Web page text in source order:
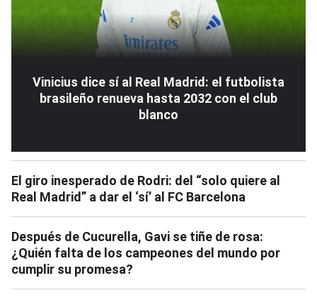
Vinicius dice sí al Real Madrid: el futbolista
brasileño renueva hasta 2032 con el club
blanco
El giro inesperado de Rodri: del “solo quiere al
Real Madrid” a dar el ‘sí’ al FC Barcelona
Después de Cucurella, Gavi se tiñe de rosa:
¿Quién falta de los campeones del mundo por
cumplir su promesa?